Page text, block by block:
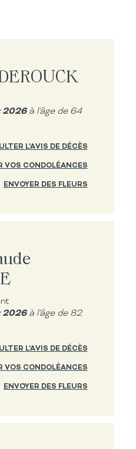
2026à l'âge de 64
L'AVIS DE DÉCÈS
VOS CONDOLÉANCES
ENVOYER DES FLEURS
2026à l'âge de 82
L'AVIS DE DÉCÈS
VOS CONDOLÉANCES
ENVOYER DES FLEURS